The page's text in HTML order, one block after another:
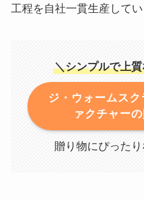
工程を自社一貫生産してい
＼シンプルで上
ジ・ウォームス
ァクチャー
贈り物にぴった